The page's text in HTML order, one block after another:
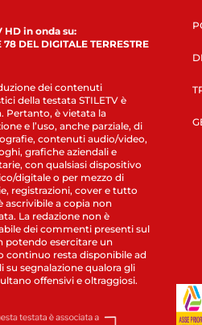
HD in onda su:
78 DEL DIGITALE TERRESTRE
dei contenuti
della testata STILETV è
Pertanto, è vietata la
e l’uso, anche parziale, di
contenuti audio/video,
grafiche aziendali e
con qualsiasi dispositivo
digitale o per mezzo di
registrazioni, cover e tutto
ascrivibile a copia non
La redazione non è
dei commenti presenti sul
potendo esercitare un
continuo resta disponibile ad
su segnalazione qualora gli
offensivi e oltraggiosi.